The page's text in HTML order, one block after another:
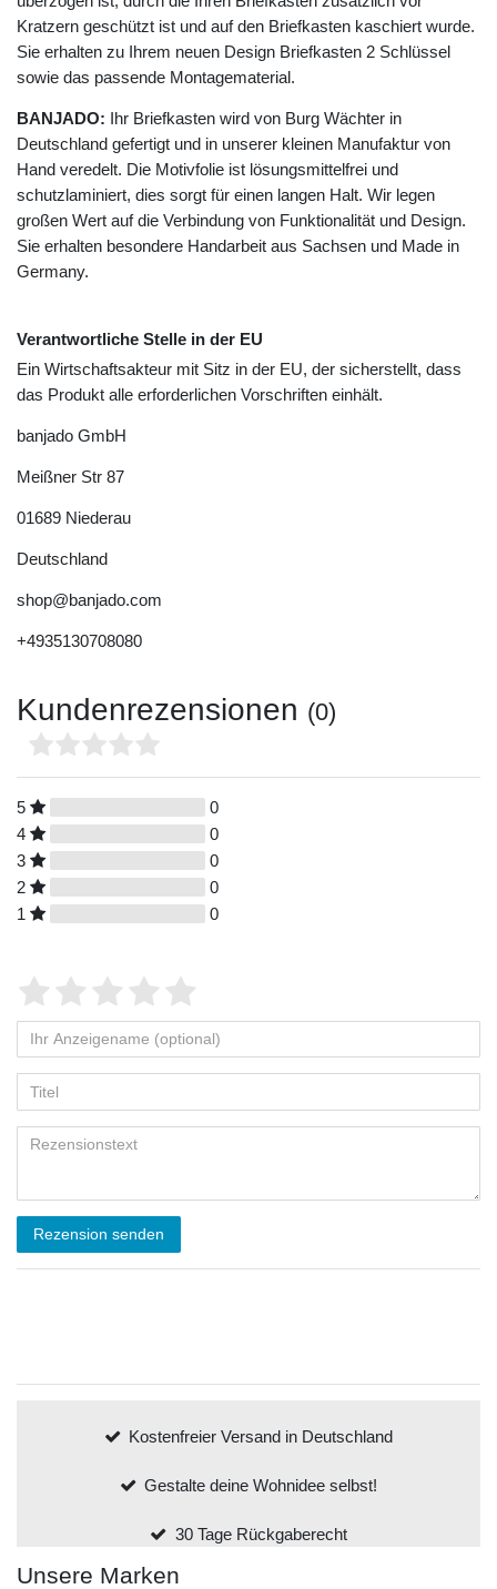
Kratzern geschützt ist und auf den Briefkasten kaschiert wurde.
Sie erhalten zu Ihrem neuen Design Briefkasten 2 Schlüssel
sowie das passende Montagematerial.
BANJADO: Ihr Briefkasten wird von Burg Wächter in
Deutschland gefertigt und in unserer kleinen Manufaktur von
Hand veredelt. Die Motivfolie ist lösungsmittelfrei und
schutzlaminiert, dies sorgt für einen langen Halt. Wir legen
großen Wert auf die Verbindung von Funktionalität und Design.
Sie erhalten besondere Handarbeit aus Sachsen und Made in
Germany.
Verantwortliche Stelle in der EU
Ein Wirtschaftsakteur mit Sitz in der EU, der sicherstellt, dass
das Produkt alle erforderlichen Vorschriften einhält.
banjado GmbH
Meißner Str 87
01689 Niederau
Deutschland
shop@banjado.com
+4935130708080
Kundenrezensionen (0)
5
0
4
0
3
0
2
0
1
0
Rezension senden
Kostenfreier Versand in Deutschland
Gestalte deine Wohnidee selbst!
30 Tage Rückgaberecht
Unsere Marken